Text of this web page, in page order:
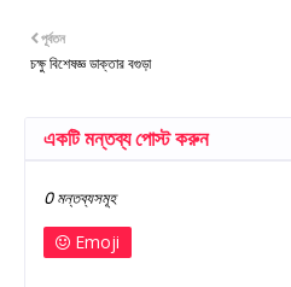
পূর্বতন
চক্ষু বিশেষজ্ঞ ডাক্তার বগুড়া
একটি মন্তব্য পোস্ট করুন
0 মন্তব্যসমূহ
Emoji